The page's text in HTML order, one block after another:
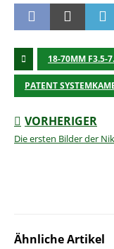
18-70MM F3.5-
PATENT
VORHERIGER
Die ersten Bilder der
Ähnliche Artikel